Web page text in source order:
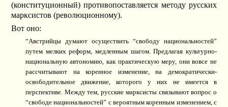
(конституционный) противопоставляется методу русских
марксистов (революционному).
Вот оно:
“Австрийцы думают осуществить “свободу национальностей”
путем мелких реформ, медленным шагом. Предлагая культурно-
национальную автономию, как практическую меру, они вовсе не
рассчитывают на коренное изменение, на демократически-
освободительное движение, которого у них не имеется в
перспективе. Между тем, русские марксисты связывают вопрос о
“свободе национальностей” с вероятным коренным изменением, с